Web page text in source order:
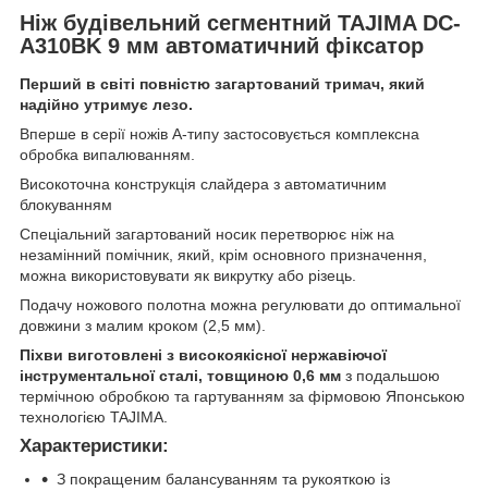
Ніж будівельний сегментний TAJIMA DC-
A310BK 9 мм автоматичний фіксатор
Перший в світі повністю загартований тримач, який
надійно утримує лезо.
Вперше в серії ножів A-типу застосовується комплексна
обробка випалюванням.
Високоточна конструкція слайдера з автоматичним
блокуванням
Спеціальний загартований носик перетворює ніж на
незамінний помічник, який, крім основного призначення,
можна використовувати як викрутку або різець.
Подачу ножового полотна можна регулювати до оптимальної
довжини з малим кроком (2,5 мм).
Піхви виготовлені з високоякісної нержавіючої
інструментальної сталі, товщиною 0,6 мм з подальшою
термічною обробкою та гартуванням за фірмовою Японською
технологією TAJIMA.
Характеристики:
З покращеним балансуванням та рукояткою із